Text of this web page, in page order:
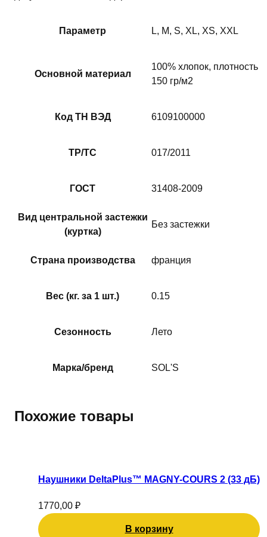
Параметр L, M, S, XL, XS, XXL
Основной материал
100% хлопок, плотность
150 гр/м2
Код ТН ВЭД 6109100000
ТР/ТС 017/2011
ГОСТ 31408-2009
Вид центральной застежки
(куртка)
Без застежки
Страна производства франция
Вес (кг. за 1 шт.) 0.15
Сезонность Лето
Марка/бренд SOL'S
Похожие товары
Наушники DeltaPlus™ MAGNY-COURS 2 (33 дБ)
1770,00 ₽
В корзину